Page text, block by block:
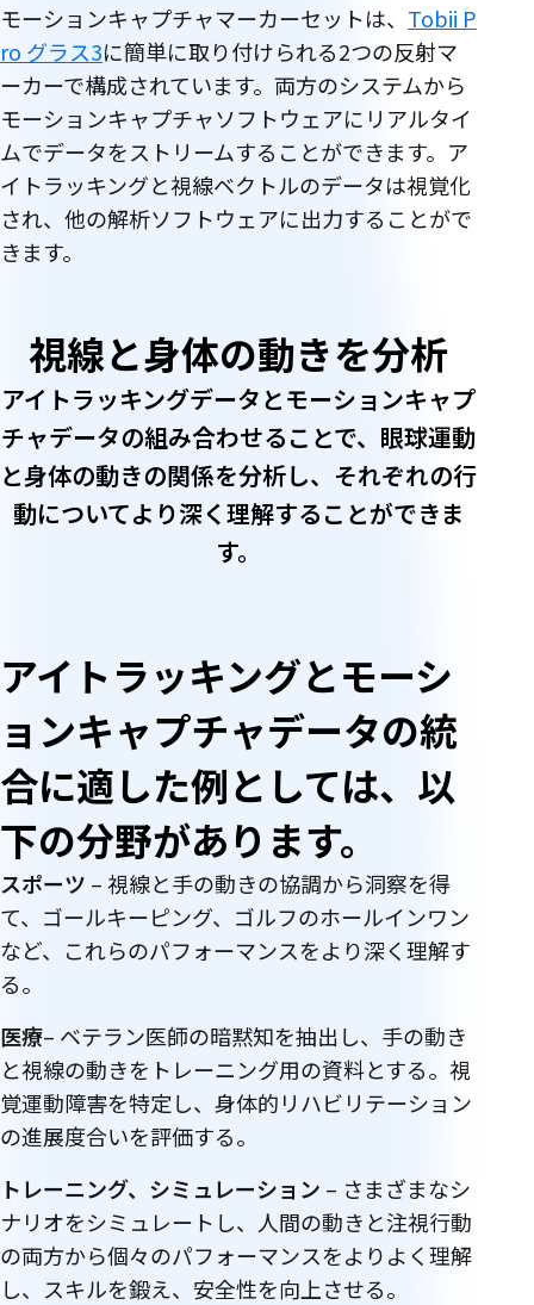
モーションキャプチャマーカーセットは、 Tobii P
ro グラス3に簡単に取り付けられる2つの反射マ
ーカーで構成されています。両方のシステムから
モーションキャプチャソフトウェアにリアルタイ
ムでデータをストリームすることができます。ア
イトラッキングと視線ベクトルのデータは視覚化
され、他の解析ソフトウェアに出力することがで
きます。
概
要
視線と身体の動きを分析
アイトラッキングデータとモーションキャプ
チャデータの組み合わせることで、眼球運動
と身体の動きの関係を分析し、それぞれの行
動についてより深く理解することができま
す。
アイトラッキングとモーシ
ョンキャプチャデータの統
合に適した例としては、以
下の分野があります。
スポーツ – 視線と手の動きの協調から洞察を得
て、ゴールキーピング、ゴルフのホールインワン
など、これらのパフォーマンスをより深く理解す
る。
医療– ベテラン医師の暗黙知を抽出し、手の動き
と視線の動きをトレーニング用の資料とする。視
覚運動障害を特定し、身体的リハビリテーション
の進展度合いを評価する。
トレーニング、シミュレーション – さまざまなシ
ナリオをシミュレートし、人間の動きと注視行動
の両方から個々のパフォーマンスをよりよく理解
し、スキルを鍛え、安全性を向上させる。